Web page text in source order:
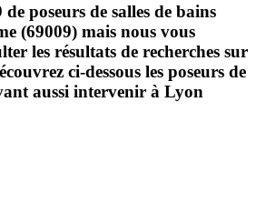
poseurs de salles de bains
(69009) mais nous vous
les résultats de recherches sur
ci-dessous les poseurs de
aussi intervenir à Lyon